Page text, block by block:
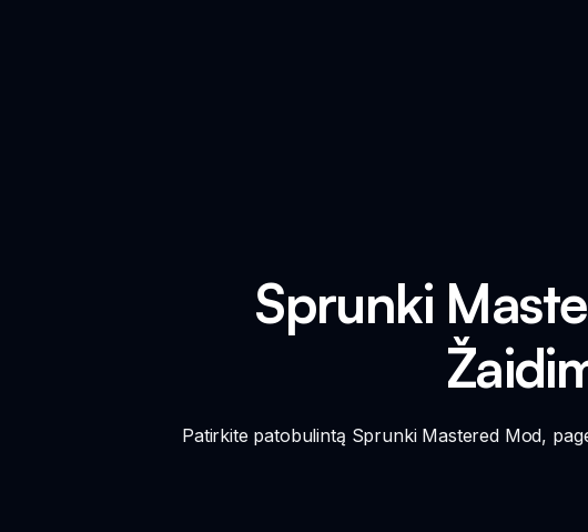
Sprunki
Patirkite patobulintą Sprunki Mastered Mod,